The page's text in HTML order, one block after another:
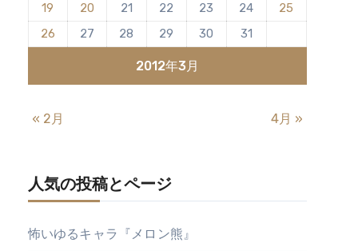
2012年3月
19
20 21 22 23 24
25
26
27 28 29 30 31
« 2月 4月 »
人気の投稿とページ
怖いゆるキャラ『メロン熊』